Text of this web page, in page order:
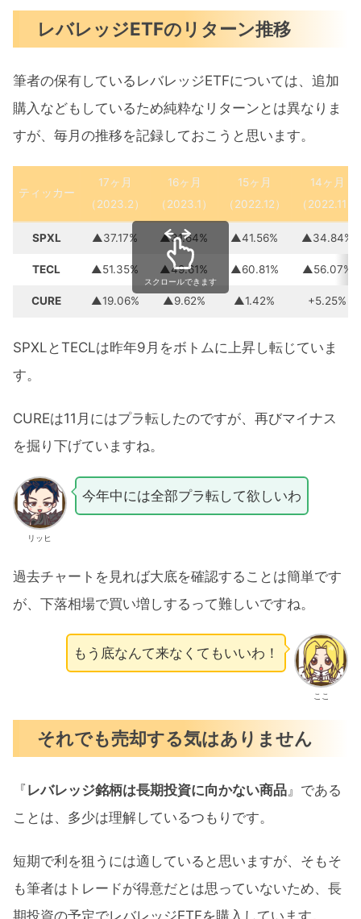
レバレッジETFのリターン推移
筆者の保有しているレバレッジETFについては、追加
購入などもしているため純粋なリターンとは異なりま
すが、毎月の推移を記録しておこうと思います。
ティッカー
17ヶ月
（2023.2）
16ヶ月
（2023.1）
15ヶ月
（2022.12）
14ヶ月
（2022.11）
SPXL ▲37.17% ▲31.64% ▲41.56% ▲34.84%
TECL ▲51.35% ▲49.61% ▲60.81% ▲56.07%
CURE ▲19.06% ▲9.62% ▲1.42% +5.25%
スクロールできます
SPXLとTECLは昨年9月をボトムに上昇し転じていま
す。
CUREは11月にはプラ転したのですが、再びマイナス
を掘り下げていますね。
リッヒ
今年中には全部プラ転して欲しいわ
過去チャートを見れば大底を確認することは簡単です
が、下落相場で買い増しするって難しいですね。
ここ
もう底なんて来なくてもいいわ！
それでも売却する気はありません
『 レバレッジ銘柄は長期投資に向かない商品』である
ことは、多少は理解しているつもりです。
短期で利を狙うには適していると思いますが、そもそ
も筆者はトレードが得意だとは思っていないため、長